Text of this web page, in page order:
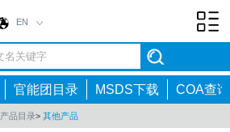
EN
官能团目录 MSDS下载 COA查询
产品目录> 其他产品